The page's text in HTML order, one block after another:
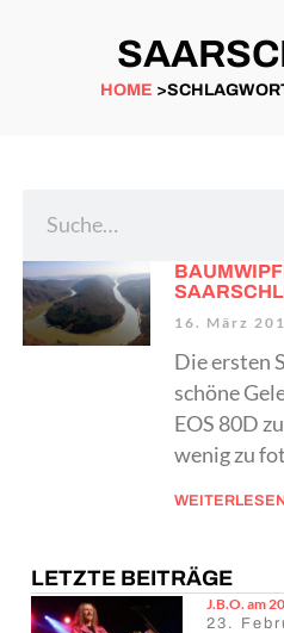
HOME
16. März
Die ersten
schöne
EOS 80D
wenig zu
LETZTE BEITRÄGE
J.B.O. am
23.